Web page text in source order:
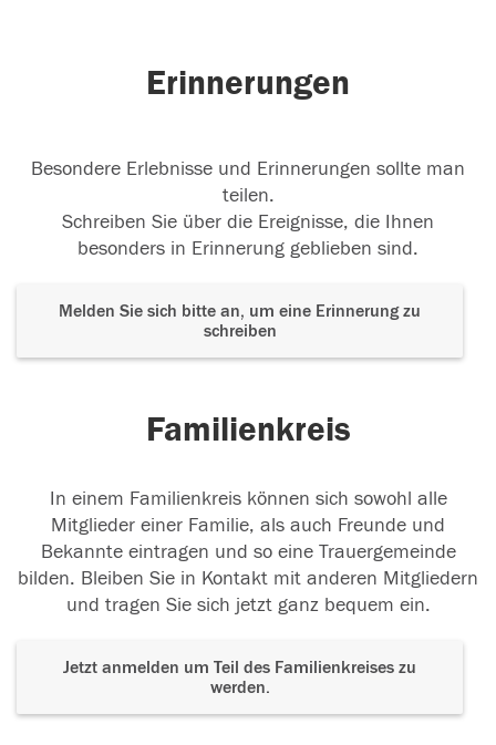
Erinnerungen
Besondere Erlebnisse und Erinnerungen sollte man
teilen.
Schreiben Sie über die Ereignisse, die Ihnen
besonders in Erinnerung geblieben sind.
Melden Sie sich bitte an, um eine Erinnerung zu
schreiben
Familienkreis
In einem Familienkreis können sich sowohl alle
Mitglieder einer Familie, als auch Freunde und
Bekannte eintragen und so eine Trauergemeinde
bilden. Bleiben Sie in Kontakt mit anderen Mitgliedern
und tragen Sie sich jetzt ganz bequem ein.
Jetzt anmelden um Teil des Familienkreises zu
werden.